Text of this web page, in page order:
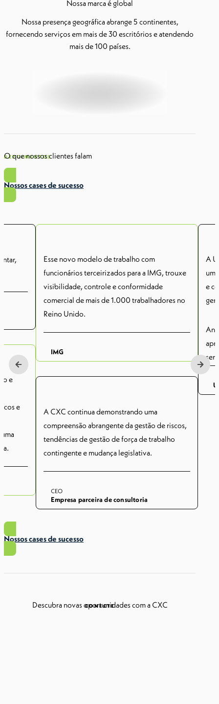
Nossa marca é global
Nossa presença geográfica abrange 5 continentes,
fornecendo serviços em mais de 30 escritórios e atendendo
mais de 100 países.
DEPOIMENTOS
O que nossos clientes falam
Nossos cases de sucesso
e
e
Esse novo modelo de trabalho com
funcionários terceirizados para a IMG, trouxe
visibilidade, controle e conformidade
comercial de mais de 1.000 trabalhadores no
Reino Unido.
IMG
A CXC continua demonstrando uma
compreensão abrangente da gestão de riscos,
tendências de gestão de força de trabalho
contingente e mudança legislativa.
CEO
Empresa parceira de consultoria
A
um
e
e a
Nossos cases de sucesso
CONECTE
Descubra novas oportunidades com a CXC